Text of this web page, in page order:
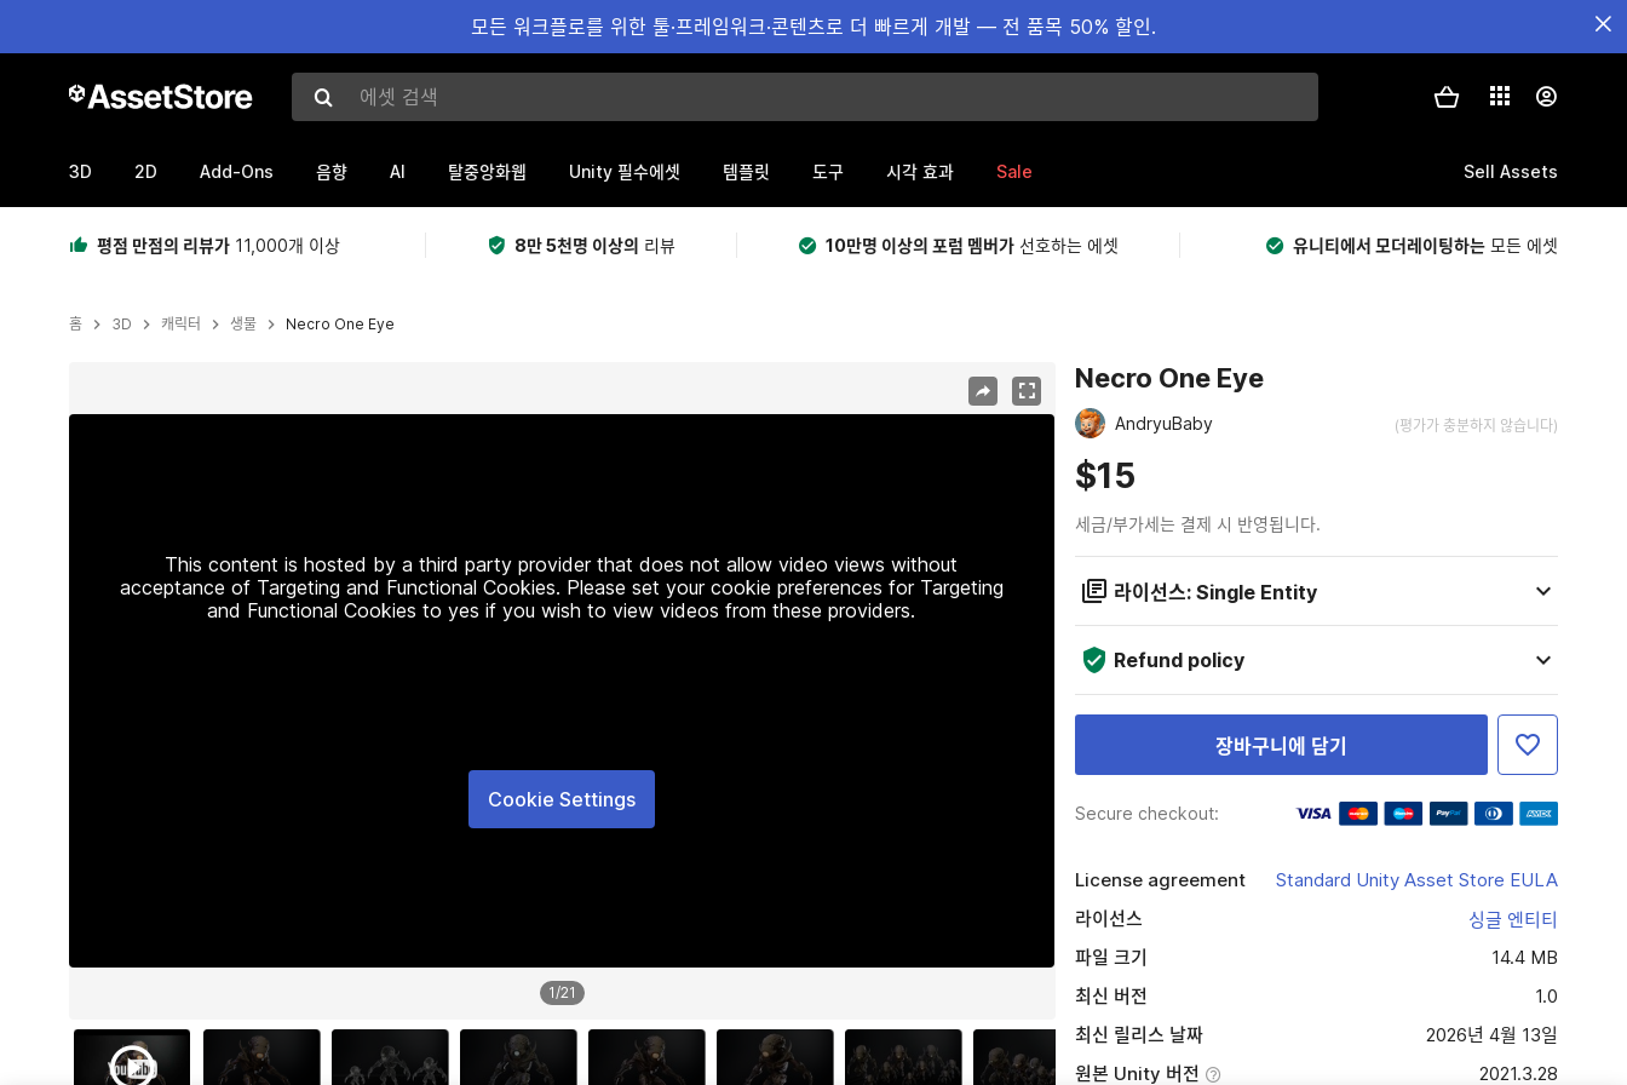
모든 워크플로를 위한 툴·프레임워크·콘텐츠로 더 빠르게 개발 — 전 품목 50% 할인.
에셋 검색
3D 2D Add-Ons 음향 AI 탈중앙화웹 Unity 필수에셋 템플릿 도구 시각 효과 Sale Sell Assets
평점 만점의 리뷰가 11,000개 이상 8만 5천명 이상의 리뷰 10만명 이상의 포럼 멤버가 선호하는 에셋 유니티에서 모더레이팅하는 모든 에셋
홈 3D 캐릭터 생물 Necro One Eye
This content is hosted by a third party provider that does not allow video views without
acceptance of Targeting and Functional Cookies. Please set your cookie preferences for Targeting
and Functional Cookies to yes if you wish to view videos from these providers.
Cookie Settings
1/21
Necro One Eye
AndryuBaby (평가가 충분하지 않습니다)
$15
세금/부가세는 결제 시 반영됩니다.
라이선스: Single Entity
Refund policy
장바구니에 담기
Secure checkout:
License agreement
Standard Unity Asset Store EULA
라이선스
싱글 엔티티
파일 크기
14.4 MB
최신 버전
1.0
최신 릴리스 날짜
2026년 4월 13일
원본 Unity 버전
2021.3.28